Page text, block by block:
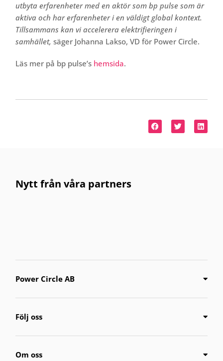
utbyta erfarenheter med en aktör som bp pulse som är
aktiva och har erfarenheter i en väldigt global kontext.
Tillsammans kan vi accelerera elektrifieringen i
samhället, säger Johanna Lakso, VD för Power Circle.
Läs mer på bp pulse’s hemsida.
Nytt från våra partners
Power Circle AB
Följ oss
Om oss